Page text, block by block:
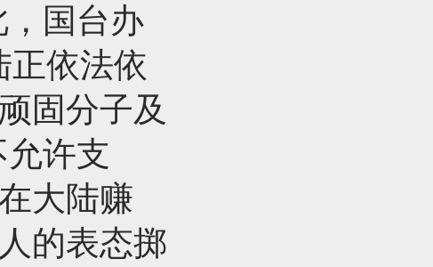
，国台办
正依法依
固分子及
许支
大陆赚
的表态掷